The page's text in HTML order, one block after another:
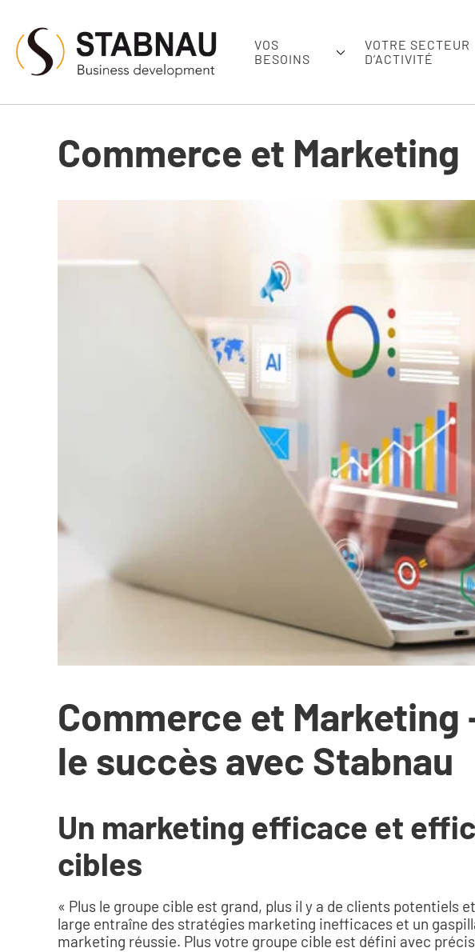
VOS
BESOINS
VOTRE SECTEUR
D’ACTIVITÉ
Commerce et Marketing
Commerce et
le succès avec Stabnau
Un marketing efficace et
cibles
« Plus le groupe cible est grand, plus il y a de clients potentiels
large entraîne des stratégies marketing inefficaces et un
marketing réussie. Plus votre groupe cible est défini avec